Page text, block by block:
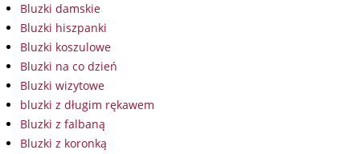
Bluzki damskie
Bluzki hiszpanki
Bluzki koszulowe
Bluzki na co dzień
Bluzki wizytowe
bluzki z długim rękawem
Bluzki z falbaną
Bluzki z koronką